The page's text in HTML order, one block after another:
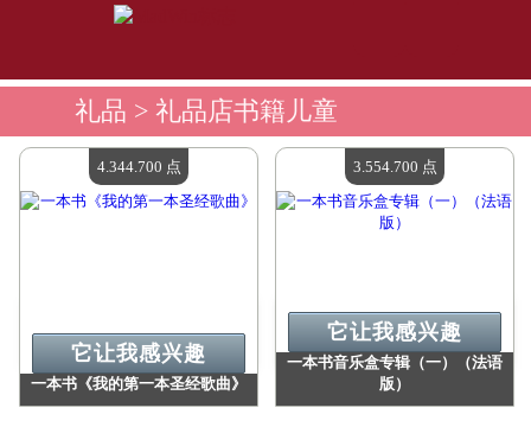
礼品 > 礼品店书籍儿童
一本书《我的第一本圣经歌曲》
它让我感兴趣
4.344.700 点
一本书音乐盒专辑（一）（法语
版）
它让我感兴趣
3.554.700 点